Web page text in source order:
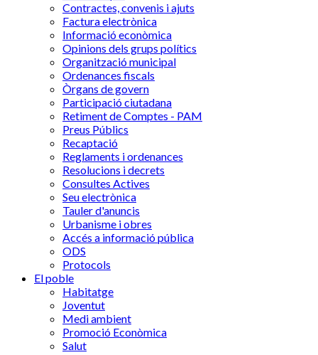
Contractes, convenis i ajuts
Factura electrònica
Informació econòmica
Opinions dels grups polítics
Organització municipal
Ordenances fiscals
Òrgans de govern
Participació ciutadana
Retiment de Comptes - PAM
Preus Públics
Recaptació
Reglaments i ordenances
Resolucions i decrets
Consultes Actives
Seu electrònica
Tauler d'anuncis
Urbanisme i obres
Accés a informació pública
ODS
Protocols
El poble
Habitatge
Joventut
Medi ambient
Promoció Econòmica
Salut